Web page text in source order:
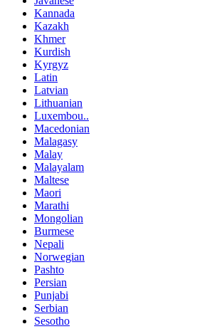
Kannada
Kazakh
Khmer
Kurdish
Kyrgyz
Latin
Latvian
Lithuanian
Luxembou..
Macedonian
Malagasy
Malay
Malayalam
Maltese
Maori
Marathi
Mongolian
Burmese
Nepali
Norwegian
Pashto
Persian
Punjabi
Serbian
Sesotho